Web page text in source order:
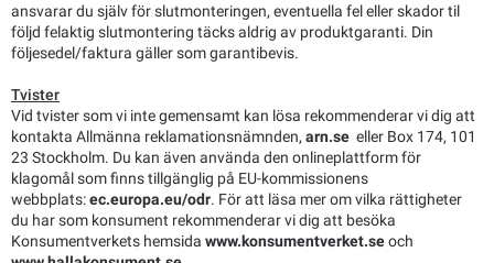
ansvarar du själv för slutmonteringen, eventuella fel eller skador til
följd felaktig slutmontering täcks aldrig av produktgaranti. Din
följesedel/faktura gäller som garantibevis.
Tvister
Vid tvister som vi inte gemensamt kan lösa rekommenderar vi dig att
kontakta Allmänna reklamationsnämnden, arn.se eller Box 174, 101
23 Stockholm. Du kan även använda den onlineplattform för
klagomål som finns tillgänglig på EU-kommissionens
webbplats: ec.europa.eu/odr. För att läsa mer om vilka rättigheter
du har som konsument rekommenderar vi dig att besöka
Konsumentverkets hemsida www.konsumentverket.seoch